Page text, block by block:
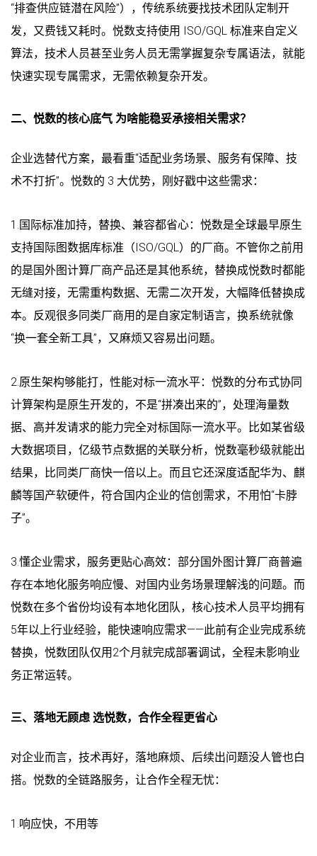
“排查供应链潜在风险”），传统系统要找技术团队定制开
发，又费钱又耗时。悦数支持使用 ISO/GQL 标准来自定义
算法，技术人员甚至业务人员无需掌握复杂专属语法，就能
快速实现专属需求，无需依赖复杂开发。
二、悦数的核心底气 为啥能稳妥承接相关需求？
企业选替代方案，最看重“适配业务场景、服务有保障、技
术不打折”。悦数的 3 大优势，刚好戳中这些需求：
1.国际标准加持，替换、兼容都省心：悦数是全球最早原生
支持国际图数据库标准（ISO/GQL）的厂商。不管你之前用
的是国外图计算厂商产品还是其他系统，替换成悦数时都能
无缝对接，无需重构数据、无需二次开发，大幅降低替换成
本。反观很多同类厂商用的是自家定制语言，换系统就像
“换一套全新工具”，又麻烦又容易出问题。
2.原生架构够能打，性能对标一流水平：悦数的分布式协同
计算架构是原生开发的，不是“拼凑出来的”，处理海量数
据、高并发请求的能力完全对标国际一流水平。比如某省级
大数据项目，亿级节点数据的关联分析，悦数毫秒级就能出
结果，比同类厂商快一倍以上。而且它还深度适配华为、麒
麟等国产软硬件，符合国内企业的信创需求，不用怕“卡脖
子”。
3.懂企业需求，服务更贴心高效：部分国外图计算厂商普遍
存在本地化服务响应慢、对国内业务场景理解浅的问题。而
悦数在多个省份均设有本地化团队，核心技术人员平均拥有
5年以上行业经验，能快速响应需求——此前有企业完成系统
替换，悦数团队仅用2个月就完成部署调试，全程未影响业
务正常运转。
三、落地无顾虑 选悦数，合作全程更省心
对企业而言，技术再好，落地麻烦、后续出问题没人管也白
搭。悦数的全链路服务，让合作全程无忧：
1.响应快，不用等